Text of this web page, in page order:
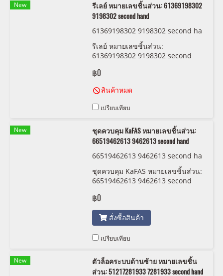
New
รีเลย์ หมายเลขชิ้นส่วน: 61369198302
9198302 second hand
61369198302 9198302 second ha
รีเลย์ หมายเลขชิ้นส่วน:
61369198302 9198302 second
฿0
สินค้าหมด
เปรียบเทียบ
New
ชุดควบคุม KaFAS หมายเลขชิ้นส่วน:
66519462613 9462613 second hand
66519462613 9462613 second ha
ชุดควบคุม KaFAS หมายเลขชิ้นส่วน:
66519462613 9462613 second
฿0
สั่งซื้อสินค้า
เปรียบเทียบ
New
ตัวล็อคระบบด้านซ้าย หมายเลขชิ้น
ส่วน: 51217281933 7281933 second hand